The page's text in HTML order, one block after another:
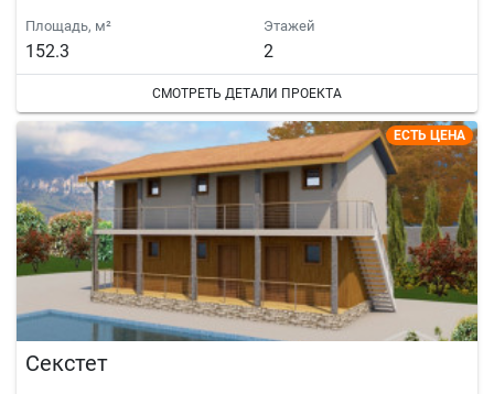
Площадь, м²
152.3
Этажей
2
СМОТРЕТЬ ДЕТАЛИ ПРОЕКТА
ЕСТЬ ЦЕНА
Секстет